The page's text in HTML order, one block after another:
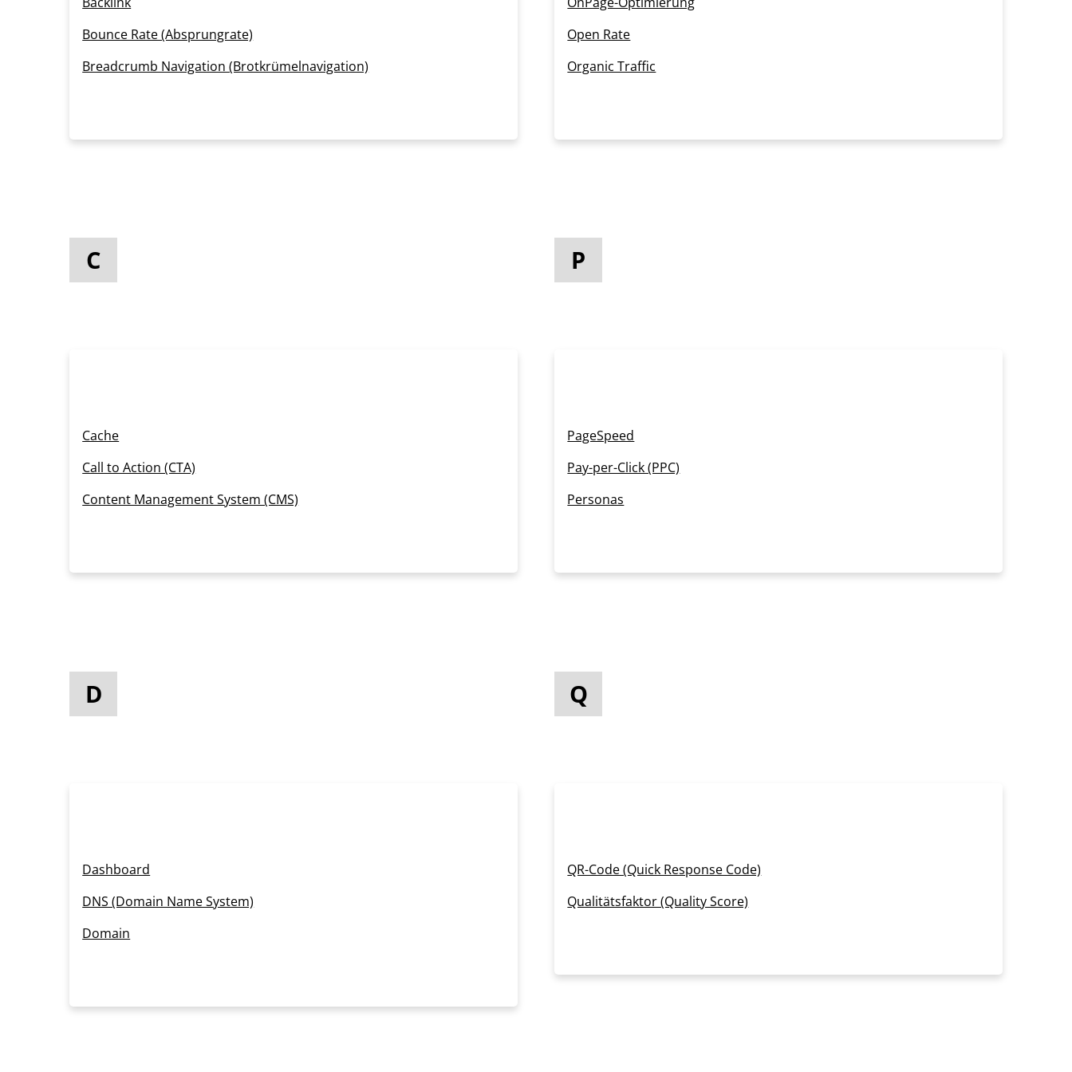
Bounce Rate (Absprungrate)
Breadcrumb Navigation (Brotkrümelnavigation)
C
Cache
Call to Action (CTA)
Content Management System (CMS)
D
Dashboard
DNS (Domain Name System)
Domain
Open Rate
Organic Traffic
P
PageSpeed
Pay-per-Click (PPC)
Personas
Q
QR-Code (Quick Response Code)
Qualitätsfaktor (Quality Score)